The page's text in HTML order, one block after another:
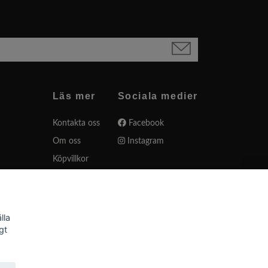
Läs mer
Kontakta oss
Om oss
Köpvillkor
Sociala medier
Facebook
Instagram